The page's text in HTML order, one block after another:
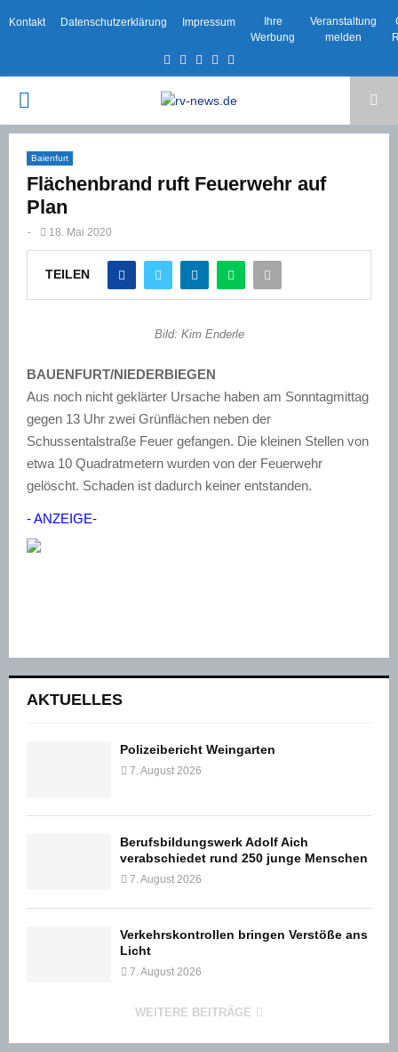
Kontakt Datenschutzerklärung Impressum
Ihre
Werbung
Veranstaltung
melden
Facebook
TwitterInstagram
Email
PRIMARY
MENU
Baienfurt
Flächenbrand ruft Feuerwehr auf
Plan
- 18. Mai 2020
TEILEN
Bild: Kim Enderle
BAUENFURT/NIEDERBIEGEN
Aus noch nicht geklärter Ursache haben am Sonntagmittag
gegen 13 Uhr zwei Grünflächen neben der
Schussentalstraße Feuer gefangen. Die kleinen Stellen von
etwa 10 Quadratmetern wurden von der Feuerwehr
gelöscht. Schaden ist dadurch keiner entstanden.
- ANZEIGE-
AKTUELLES
Polizeibericht Weingarten
7. August 2026
Berufsbildungswerk Adolf Aich
verabschiedet rund 250 junge Menschen
7. August 2026
Verkehrskontrollen bringen Verstöße ans
Licht
7. August 2026
WEITERE BEITRÄGE